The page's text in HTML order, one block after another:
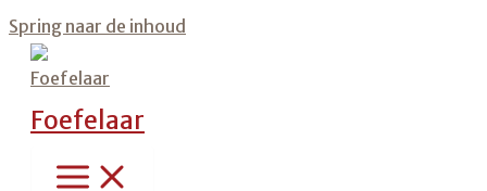
Spring naar de inhoud
Foefelaar